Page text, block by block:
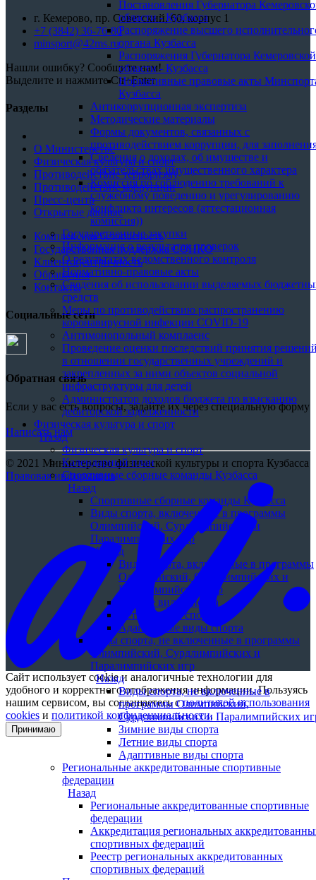
Постановления Губернатора
области - Кузбасса
Распоряжение высшего
органа Кузбасса
Распоряжения Губернатора Кемеровской
области - Кузбасса
Нормативные правовые акты
Кузбасса
Антикоррупционная экспертиза
Методические материалы
Формы документов, связанных с
противодействием коррупции, для
Сведения о доходах, об имуществе и
обязательствах имущественного характера
Комиссия по соблюдению требований к
служебному поведению и урегулированию
конфликта интересов (аттестационная
комиссия))
Государственные закупки
Информация о результатах проверок
О результатах ведомственного контроля
Нормативно-правовые акты
Сведения об использовании выделяемых
средств
Меры по противодействию распространению
коронавирусной инфекции COVID-19
Антимонопольный комплаенс
Проведение оценки последствий принятия
в отношении государственных учреждений и
закрепленных за ними объектов социальной
инфраструктуры для детей
Администратор доходов бюджета по взысканию
дебиторской задолженности
Физическая культура и спорт
Назад
Физическая культура и спорт
Календарный план
Спортивные сборные команды Кузбасса
Назад
Спортивные сборные команды Кузбасса
Виды спорта, включенные в программы
Олимпийский, Сурдлимпийских и
Паралимпийских игр
Назад
Виды спорта, включенные в программы
Олимпийский, Сурдлимпийских и
Паралимпийских игр
Зимние виды спорта
Летние виды спорта
Адаптивные виды спорта
Виды спорта, не включенные в программы
Олимпийский, Сурдлимпийских и
Паралимпийских игр
Назад
Виды спорта, не включенные в
программы Олимпийский,
Сурдлимпийских и Паралимпийских
Зимние виды спорта
Летние виды спорта
Адаптивные виды спорта
Региональные аккредитованные спортивные
федерации
Назад
Региональные аккредитованные спортивные
федерации
Аккредитация региональных
спортивных федераций
Реестр региональных аккредитованных
спортивных федераций
г. Кемерово, пр. Советский, 60, корпус 1
+7 (3842) 36-76-80
minsport@42ms.ru
Нашли ошибку? Сообщите нам!
Выделите и нажмите Ctr+Enter
Разделы
О Министерстве
Физическая культура и спорт
Противодействие терроризму
Противодействие коррупции
Пресс-центр
Открытые данные
Комплексная безопасность
Государственная поддержка СОНКО
Клиентоцентричность
Обращения
Контакты
Социальные сети
Обратная связь
Если у вас есть вопросы, задайте их через специальную форму
Написать нам
© 2021 Министерство физической культуры и спорта Кузбасса
Правовая информация
Сайт использует cookie и аналогичные технологии для
удобного и корректного отображения информации. Пользуясь
нашим сервисом, вы соглашаетесь сполитикой использования
cookies и политикой конфиденциальности.
Принимаю